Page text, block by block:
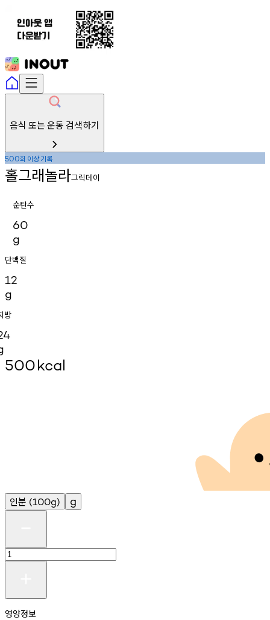
음식 또는 운동 검색하기
500회 이상기록
홀그래놀라그릭데이
순탄수
60
g
단백질
12
g
방
500kcal
인분 (100g) g
영양정보